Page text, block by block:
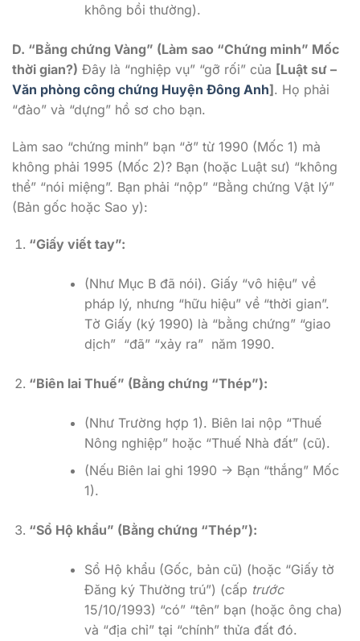
không bồi thường).
D. “Bằng chứng Vàng” (Làm sao “Chứng minh” Mốc
thời gian?) Đây là “nghiệp vụ” “gỡ rối” của [Luật sư –
Văn phòng công chứng Huyện Đông Anh]. Họ phải
“đào” và “dựng” hồ sơ cho bạn.
Làm sao “chứng minh” bạn “ở” từ 1990 (Mốc 1) mà
không phải 1995 (Mốc 2)? Bạn (hoặc Luật sư) “không
thể” “nói miệng”. Bạn phải “nộp” “Bằng chứng Vật lý”
(Bản gốc hoặc Sao y):
“Giấy viết tay”:
(Như Mục B đã nói). Giấy “vô hiệu” về
pháp lý, nhưng “hữu hiệu” về “thời gian”.
Tờ Giấy (ký 1990) là “bằng chứng” “giao
dịch” “đã” “xảy ra” năm 1990.
“Biên lai Thuế” (Bằng chứng “Thép”):
(Như Trường hợp 1). Biên lai nộp “Thuế
Nông nghiệp” hoặc “Thuế Nhà đất” (cũ).
(Nếu Biên lai ghi 1990 -> Bạn “thắng” Mốc
1).
“Sổ Hộ khẩu” (Bằng chứng “Thép”):
Sổ Hộ khẩu (Gốc, bản cũ) (hoặc “Giấy tờ
Đăng ký Thường trú”) (cấp trước
15/10/1993) “có” “tên” bạn (hoặc ông cha)
và “địa chỉ” tại “chính” thửa đất đó.